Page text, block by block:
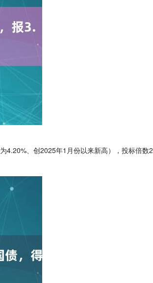
4.20%、创2025年1月份以来新高），投标倍数